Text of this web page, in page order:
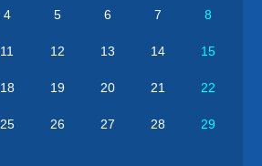
4 5 6 7 8
11 12 13 14 15
18 19 20 21 22
25 26 27 28 29